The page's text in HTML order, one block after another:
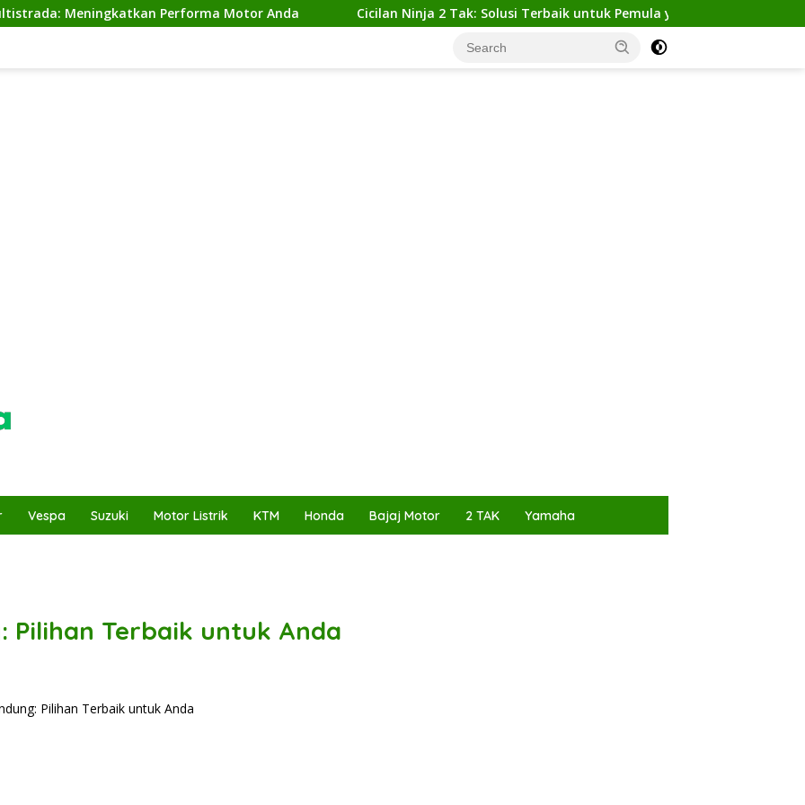
Performa Motor Anda Cicilan Ninja 2 Tak: Solusi Terbaik untuk Pemula yang Ingin Tampil Gagah
Vespa Suzuki Motor Listrik KTM Honda Bajaj Motor 2 TAK Yamaha
Pilihan Terbaik untuk Anda